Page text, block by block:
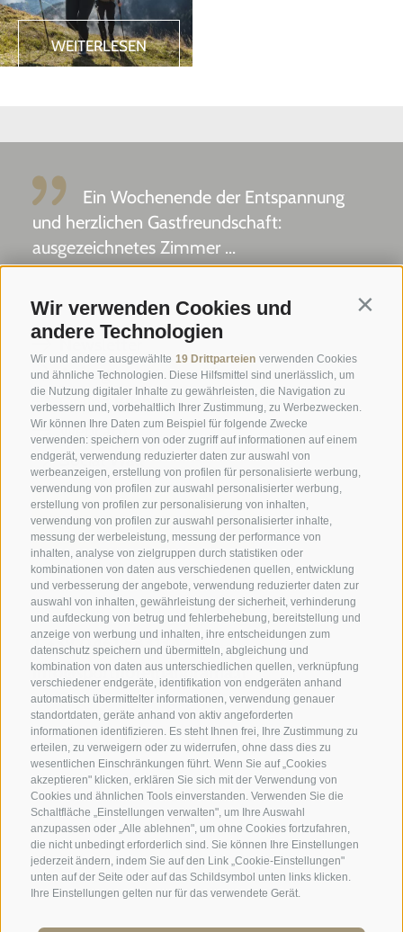
Wir verwenden Cookies und
andere Technologien
Wir und andere ausgewählte 19 Drittparteien verwenden Cookies
und ähnliche Technologien. Diese Hilfsmittel sind unerlässlich, um
die Nutzung digitaler Inhalte zu gewährleisten, die Navigation zu
verbessern und, vorbehaltlich Ihrer Zustimmung, zu Werbezwecken.
Wir können Ihre Daten zum Beispiel für folgende Zwecke
verwenden: speichern von oder zugriff auf informationen auf einem
endgerät, verwendung reduzierter daten zur auswahl von
werbeanzeigen, erstellung von profilen für personalisierte werbung,
verwendung von profilen zur auswahl personalisierter werbung,
erstellung von profilen zur personalisierung von inhalten,
verwendung von profilen zur auswahl personalisierter inhalte,
messung der werbeleistung, messung der performance von
inhalten, analyse von zielgruppen durch statistiken oder
kombinationen von daten aus verschiedenen quellen, entwicklung
und verbesserung der angebote, verwendung reduzierter daten zur
auswahl von inhalten, gewährleistung der sicherheit, verhinderung
und aufdeckung von betrug und fehlerbehebung, bereitstellung und
anzeige von werbung und inhalten, ihre entscheidungen zum
datenschutz speichern und übermitteln, abgleichung und
kombination von daten aus unterschiedlichen quellen, verknüpfung
verschiedener endgeräte, identifikation von endgeräten anhand
automatisch übermittelter informationen, verwendung genauer
standortdaten, geräte anhand von aktiv angeforderten
informationen identifizieren. Es steht Ihnen frei, Ihre Zustimmung zu
erteilen, zu verweigern oder zu widerrufen, ohne dass dies zu
wesentlichen Einschränkungen führt. Wenn Sie auf „Cookies
akzeptieren" klicken, erklären Sie sich mit der Verwendung von
Cookies und ähnlichen Tools einverstanden. Verwenden Sie die
Schaltfläche „Einstellungen verwalten", um Ihre Auswahl
anzupassen oder „Alle ablehnen", um ohne Cookies fortzufahren,
die nicht unbedingt erforderlich sind. Sie können Ihre Einstellungen
jederzeit ändern, indem Sie auf den Link „Cookie-Einstellungen"
unten auf der Seite oder auf das Schildsymbol unten links klicken.
Ihre Einstellungen gelten nur für das verwendete Gerät.
WEITERLESEN
SPORTHOTEL PANORAMA
Carletti Straße, 6 · Fai della Paganella
T +39 0461 583134
info@sporthotelpanorama.it
IT EN
Ein Wochenende der Entspannung
und herzlichen Gastfreundschaft:
ausgezeichnetes Zimmer ...
Newsletter
Anfrage
Online Buchen
Webcam
Social Wall